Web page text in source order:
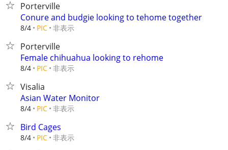
Porterville
Conure and budgie looking to tehome together
8/4 PIC 非表示
Porterville
Female chihuahua looking to rehome
8/4 PIC 非表示
Visalia
Asian Water Monitor
8/4 PIC 非表示
Bird Cages
8/4 PIC 非表示